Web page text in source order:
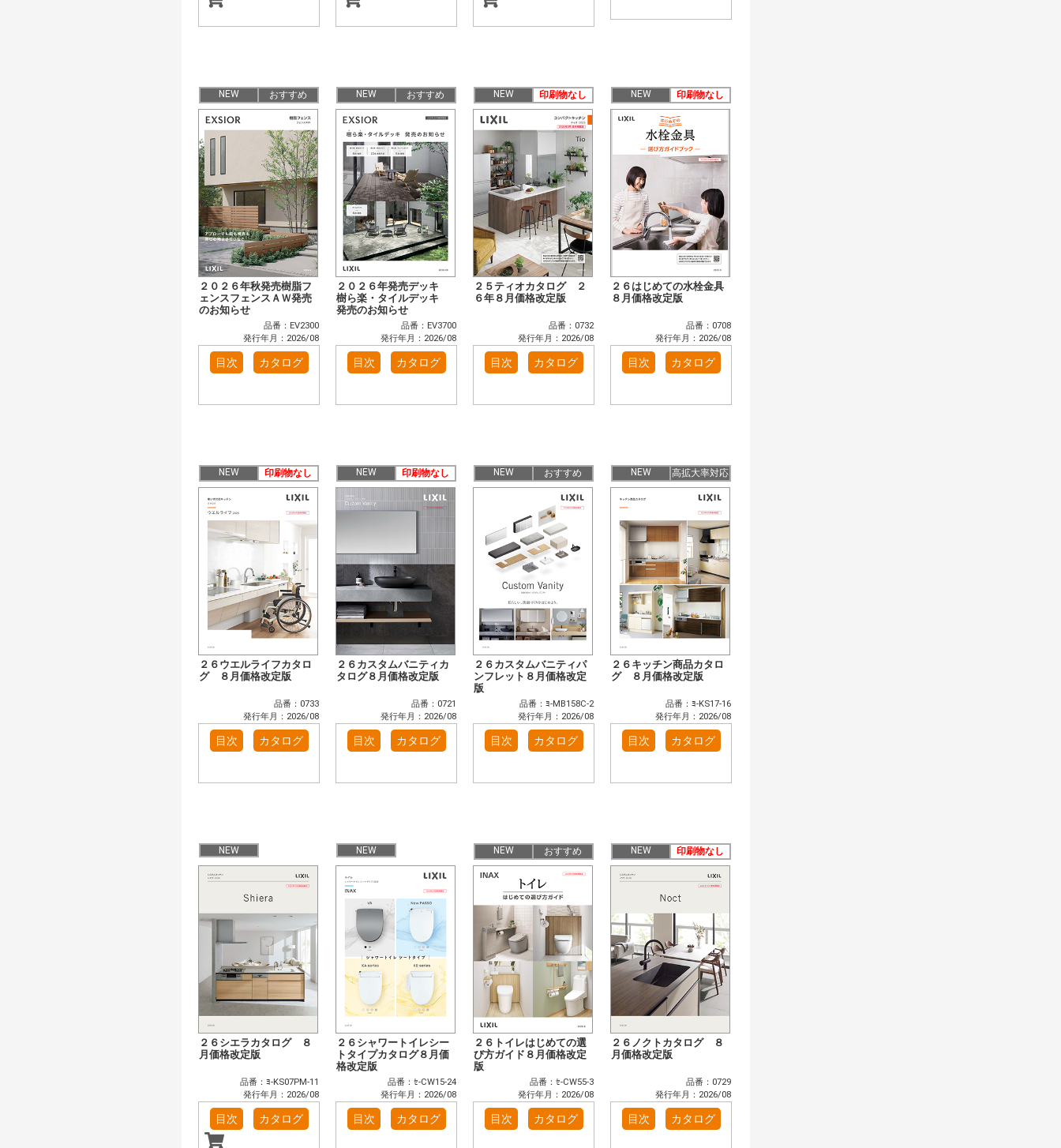
NEW おすすめ
２０２６年秋発売樹脂フ
ェンスフェンスＡＷ発売
のお知らせ
品番：EV2300
発行年月：2026/08
目次 カタログ
NEW おすすめ
２０２６年発売デッキ
樹ら楽・タイルデッキ
発売のお知らせ
品番：EV3700
発行年月：2026/08
目次 カタログ
NEW 印刷物なし
２５ティオカタログ ２
６年８月価格改定版
品番：0732
発行年月：2026/08
目次 カタログ
NEW 印刷物なし
２６はじめての水栓金具
８月価格改定版
品番：0708
発行年月：2026/08
目次 カタログ
NEW 印刷物なし
２６ウエルライフカタロ
グ ８月価格改定版
品番：0733
発行年月：2026/08
目次 カタログ
NEW 印刷物なし
２６カスタムバニティカ
タログ８月価格改定版
品番：0721
発行年月：2026/08
目次 カタログ
NEW おすすめ
２６カスタムバニティパ
ンフレット８月価格改定
版
品番：ﾖ-MB158C-2
発行年月：2026/08
目次 カタログ
NEW 高拡大率対応
２６キッチン商品カタロ
グ ８月価格改定版
品番：ﾖ-KS17-16
発行年月：2026/08
目次 カタログ
NEW
２６シエラカタログ ８
月価格改定版
品番：ﾖ-KS07PM-11
発行年月：2026/08
目次 カタログ
NEW
２６シャワートイレシー
トタイプカタログ８月価
格改定版
品番：ｾ-CW15-24
発行年月：2026/08
目次 カタログ
NEW おすすめ
２６トイレはじめての選
び方ガイド８月価格改定
版
品番：ｾ-CW55-3
発行年月：2026/08
目次 カタログ
NEW 印刷物なし
２６ノクトカタログ ８
月価格改定版
品番：0729
発行年月：2026/08
目次 カタログ